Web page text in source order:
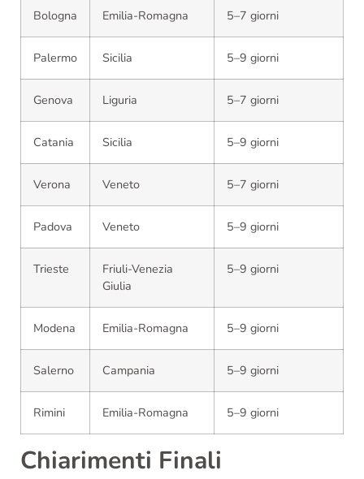
Bologna Emilia-Romagna 5–7 giorni
Palermo Sicilia 5–9 giorni
Genova Liguria 5–7 giorni
Catania Sicilia 5–9 giorni
Verona Veneto 5–7 giorni
Padova Veneto 5–9 giorni
Trieste
Friuli-Venezia
Giulia
5–9 giorni
Modena Emilia-Romagna 5–9 giorni
Salerno Campania 5–9 giorni
Rimini Emilia-Romagna 5–9 giorni
Chiarimenti Finali